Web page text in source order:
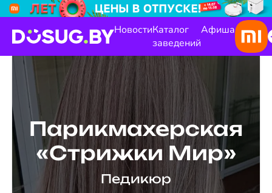
НовостиКаталог
заведений
Афиша
Парикмахерская
«Стрижки Мир»
Педикюр